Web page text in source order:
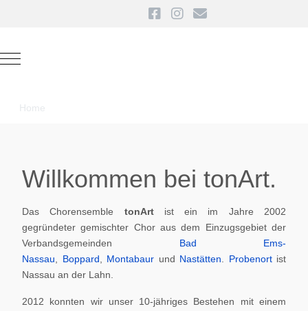
Mobile Menu Toggle
Home
Willkommen bei tonArt.
Das Chorensemble tonArt ist ein im Jahre 2002
gegründeter gemischter Chor aus dem Einzugsgebiet der
Verbandsgemeinden Bad Ems-
Nassau
Boppard Montabaur und Nastätten Probenortist
Nassau an der Lahn.
2012 konnten wir unser 10-jähriges Bestehen mit einem